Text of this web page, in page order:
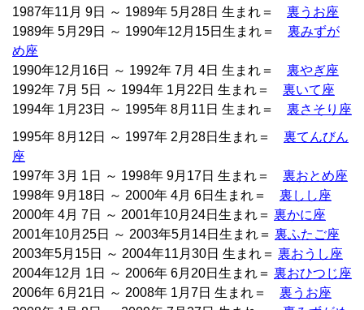
1987年11月 9日 ～ 1989年 5月28日 生まれ＝ 裏うお座
1989年 5月29日 ～ 1990年12月15日生まれ＝ 裏みずが
め座
1990年12月16日 ～ 1992年 7月 4日 生まれ＝ 裏やぎ座
1992年 7月 5日 ～ 1994年 1月22日 生まれ＝ 裏いて座
1994年 1月23日 ～ 1995年 8月11日 生まれ＝ 裏さそり座
1995年 8月12日 ～ 1997年 2月28日生まれ＝ 裏てんびん
座
1997年 3月 1日 ～ 1998年 9月17日 生まれ＝ 裏おとめ座
1998年 9月18日 ～ 2000年 4月 6日生まれ＝ 裏しし座
2000年 4月 7日 ～ 2001年10月24日生まれ＝ 裏かに座
2001年10月25日 ～ 2003年5月14日生まれ＝ 裏ふたご座
2003年5月15日 ～ 2004年11月30日 生まれ＝ 裏おうし座
2004年12月 1日 ～ 2006年 6月20日生まれ＝ 裏おひつじ座
2006年 6月21日 ～ 2008年 1月7日 生まれ＝ 裏うお座